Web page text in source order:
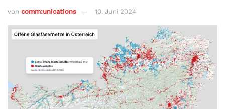
von comm:unications 10. Juni 2024